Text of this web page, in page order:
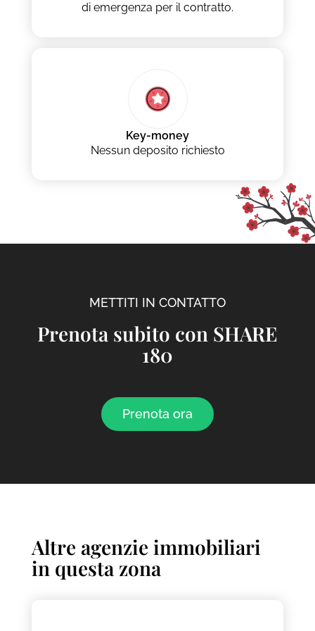
di emergenza per il contratto.
Key-money
Nessun deposito richiesto
METTITI IN CONTATTO
Prenota subito con SHARE
180
Prenota ora
Altre agenzie immobiliari
in questa zona